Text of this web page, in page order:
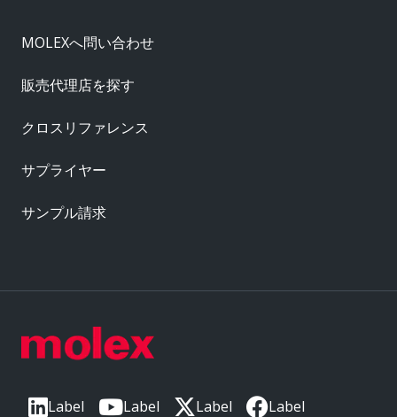
Label Label Label Label
MOLEXへ問い合わせ
販売代理店を探す
クロスリファレンス
サプライヤー
サンプル請求